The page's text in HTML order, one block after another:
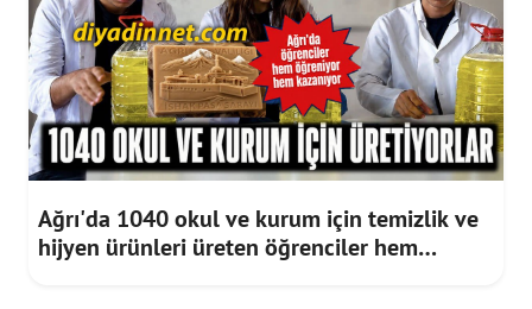
Ağrı'da 1040 okul ve kurum için temizlik ve
hijyen ürünleri üreten öğrenciler hem